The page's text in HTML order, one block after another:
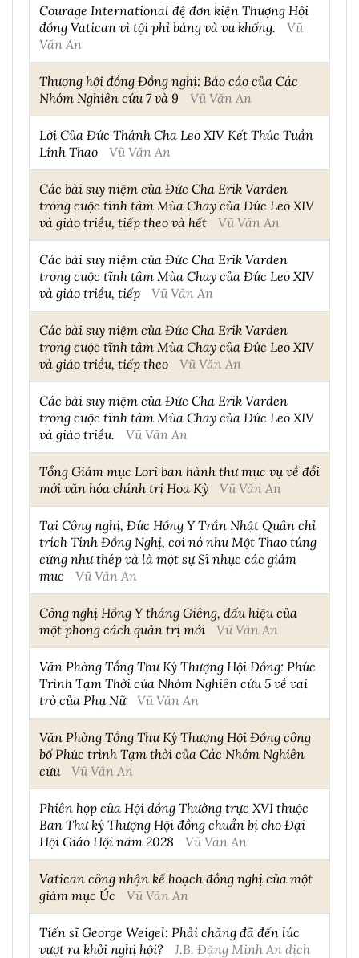
Courage International đệ đơn kiện Thượng Hội
đồng Vatican vì tội phỉ báng và vu khống.
Vũ
Văn An
Thượng hội đồng Đồng nghị: Báo cáo của Các
Nhóm Nghiên cứu 7 và 9
Vũ Văn An
Lời Của Đức Thánh Cha Leo XIV Kết Thúc Tuần
Linh Thao
Vũ Văn An
Các bài suy niệm của Đức Cha Erik Varden
trong cuộc tĩnh tâm Mùa Chay của Đức Leo XIV
và giáo triều, tiếp theo và hết
Vũ Văn An
Các bài suy niệm của Đức Cha Erik Varden
trong cuộc tĩnh tâm Mùa Chay của Đức Leo XIV
và giáo triều, tiếp
Vũ Văn An
Các bài suy niệm của Đức Cha Erik Varden
trong cuộc tĩnh tâm Mùa Chay của Đức Leo XIV
và giáo triều, tiếp theo
Vũ Văn An
Các bài suy niệm của Đức Cha Erik Varden
trong cuộc tĩnh tâm Mùa Chay của Đức Leo XIV
và giáo triều.
Vũ Văn An
Tổng Giám mục Lori ban hành thư mục vụ về đổi
mới văn hóa chính trị Hoa Kỳ
Vũ Văn An
Tại Công nghị, Đức Hồng Y Trần Nhật Quân chỉ
trích Tính Đồng Nghị, coi nó như Một Thao túng
cứng như thép và là một sự Sỉ nhục các giám
mục
Vũ Văn An
Công nghị Hồng Y tháng Giêng, dấu hiệu của
một phong cách quản trị mới
Vũ Văn An
Văn Phòng Tổng Thư Ký Thượng Hội Đồng: Phúc
Trình Tạm Thời của Nhóm Nghiên cứu 5 về vai
trò của Phụ Nữ
Vũ Văn An
Văn Phòng Tổng Thư Ký Thượng Hội Đồng công
bố Phúc trình Tạm thời của Các Nhóm Nghiên
cứu
Vũ Văn An
Phiên họp của Hội đồng Thường trực XVI thuộc
Ban Thư ký Thượng Hội đồng chuẩn bị cho Đại
Hội Giáo Hội năm 2028
Vũ Văn An
Vatican công nhận kế hoạch đồng nghị của một
giám mục Úc
Vũ Văn An
Tiến sĩ George Weigel: Phải chăng đã đến lúc
vượt ra khỏi nghị hội?
J.B. Đặng Minh An dịch